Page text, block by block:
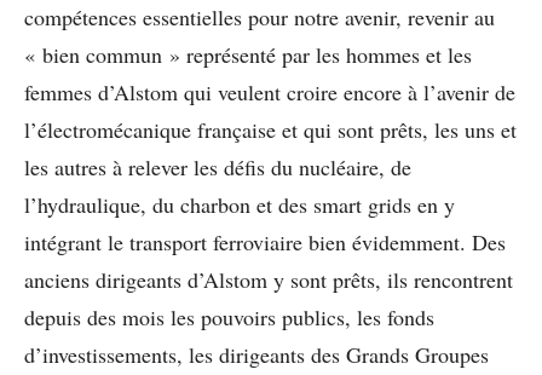
compétences essentielles pour notre avenir, revenir au
« bien commun » représenté par les hommes et les
femmes d’Alstom qui veulent croire encore à l’avenir de
l’électromécanique française et qui sont prêts, les uns et
les autres à relever les défis du nucléaire, de
l’hydraulique, du charbon et des smart grids en y
intégrant le transport ferroviaire bien évidemment. Des
anciens dirigeants d’Alstom y sont prêts, ils rencontrent
depuis des mois les pouvoirs publics, les fonds
d’investissements, les dirigeants des Grands Groupes